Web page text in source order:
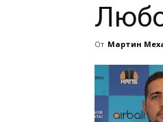
От Мартин